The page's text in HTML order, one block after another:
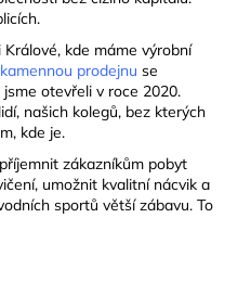
kde máme výrobní
kamennou prodejnu se
otevřeli v roce 2020.
našich kolegů, bez kterých
kde je.
zákazníkům pobyt
umožnit kvalitní nácvik a
sportů větší zábavu. To